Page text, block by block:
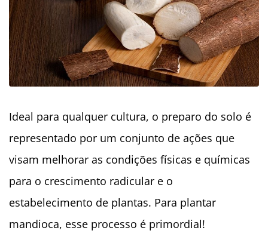
Ideal para qualquer cultura, o preparo do solo é
representado por um conjunto de ações que
visam melhorar as condições físicas e químicas
para o crescimento radicular e o
estabelecimento de plantas. Para plantar
mandioca, esse processo é primordial!